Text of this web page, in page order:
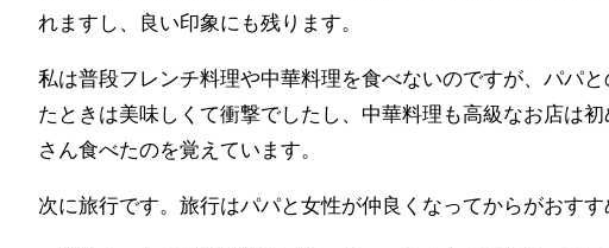
れますし、良い印象にも残ります。
私は普段フレンチ料理や中華料理を食べないのですが、パパ
たときは美味しくて衝撃でしたし、中華料理も高級なお店は
さん食べたのを覚えています。
次に旅行です。旅行はパパと女性が仲良くなってからがおすす